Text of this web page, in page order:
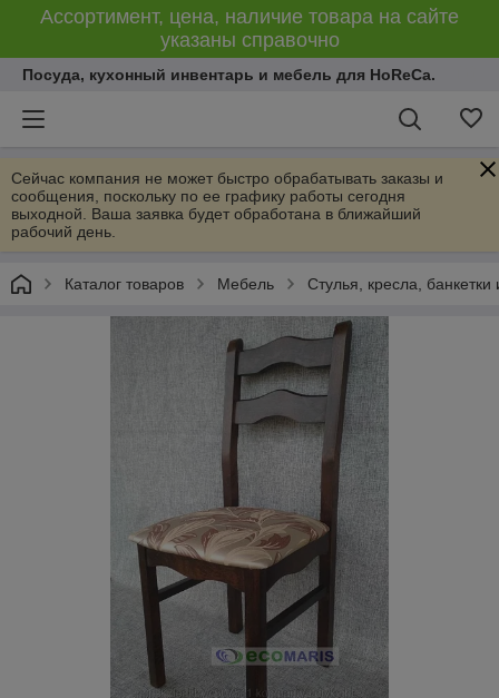
Ассортимент, цена, наличие товара на сайте
указаны справочно
Посуда, кухонный инвентарь и мебель для HoReCa.
Сейчас компания не может быстро обрабатывать заказы и
сообщения, поскольку по ее графику работы сегодня
выходной. Ваша заявка будет обработана в ближайший
рабочий день.
Каталог товаров Мебель Стулья, кресла,